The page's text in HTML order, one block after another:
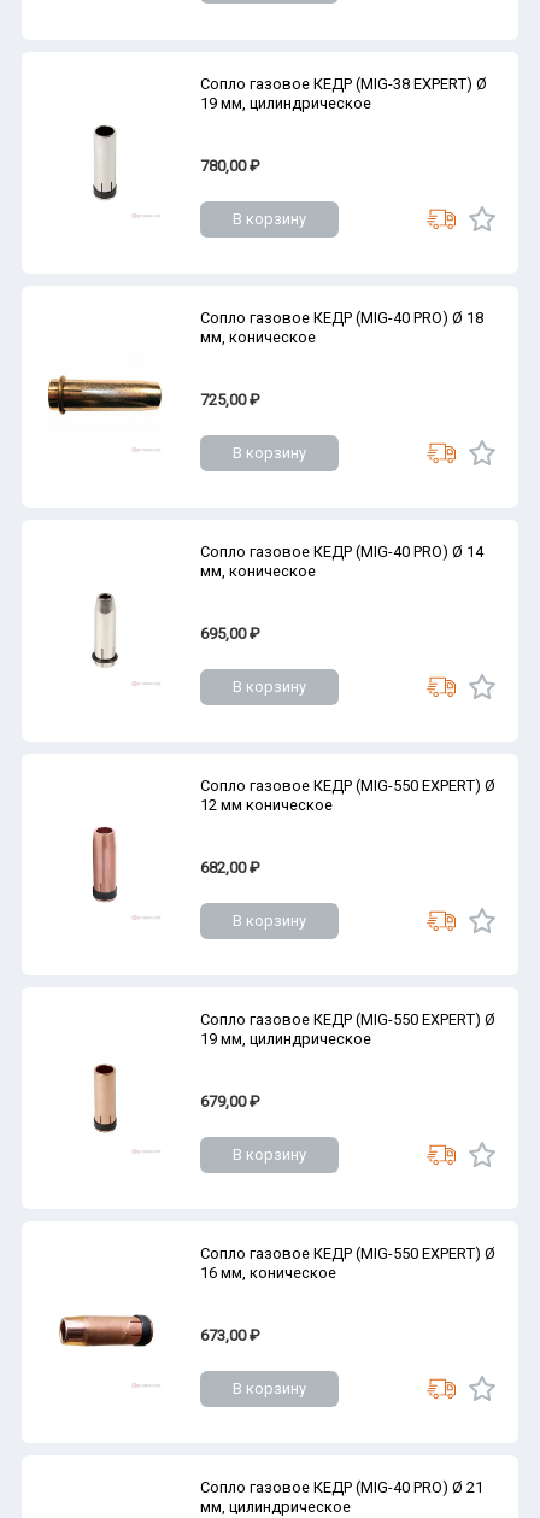
Сопло газовое КЕДР (MIG-38 EXPERT) Ø
19 мм, цилиндрическое
780,00 ₽
В корзину
Сопло газовое КЕДР (MIG-40 PRO) Ø 18
мм, коническое
725,00 ₽
В корзину
Сопло газовое КЕДР (MIG-40 PRO) Ø 14
мм, коническое
695,00 ₽
В корзину
Сопло газовое КЕДР (MIG-550 EXPERT) Ø
12 мм коническое
682,00 ₽
В корзину
Сопло газовое КЕДР (MIG-550 EXPERT) Ø
19 мм, цилиндрическое
679,00 ₽
В корзину
Сопло газовое КЕДР (MIG-550 EXPERT) Ø
16 мм, коническое
673,00 ₽
В корзину
Сопло газовое КЕДР (MIG-40 PRO) Ø 21
мм, цилиндрическое